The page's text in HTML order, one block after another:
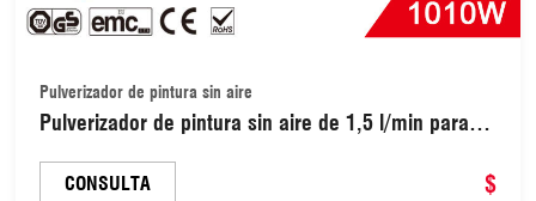
Pulverizador de pintura sin aire
Pulverizador de pintura sin aire de 1,5 l/min para
CONSULTA $